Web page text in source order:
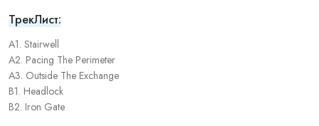
ТрекЛист:
A1. Stairwell
A2. Pacing The Perimeter
A3. Outside The Exchange
B1. Headlock
B2. Iron Gate